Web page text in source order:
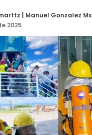
| Manuel Gonzalez Mx
2025